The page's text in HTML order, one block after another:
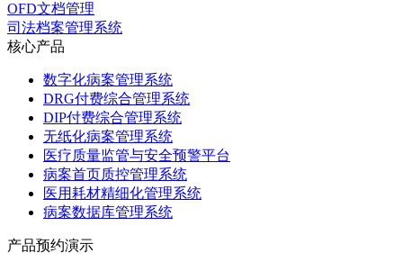
OFD文档管理
司法档案管理系统
核心产品
数字化病案管理系统
DRG付费综合管理系统
DIP付费综合管理系统
无纸化病案管理系统
医疗质量监管与安全预警平台
病案首页质控管理系统
医用耗材精细化管理系统
病案数据库管理系统
产品预约演示